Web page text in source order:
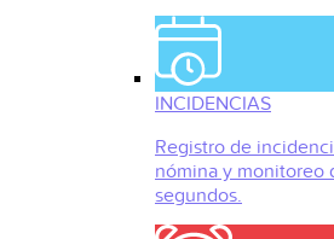
INCIDENCIAS
Registro de
nómina y monitoreo
segundos.